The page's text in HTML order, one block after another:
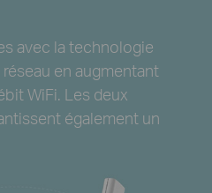
avec la technologie
en augmentant
WiFi. Les deux
également un